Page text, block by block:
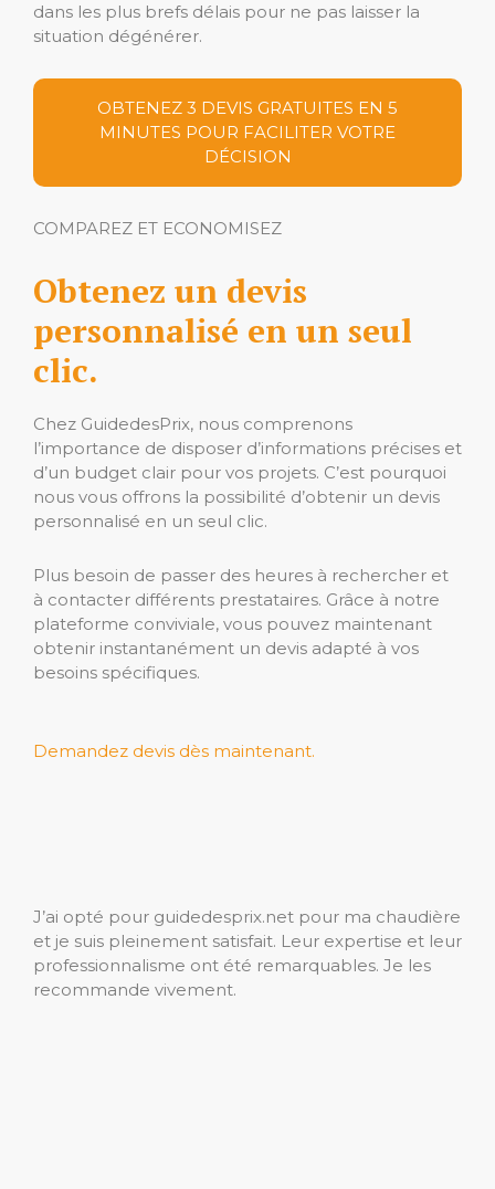
dans les plus brefs délais pour ne pas laisser la
situation dégénérer.
OBTENEZ 3 DEVIS GRATUITES EN 5
MINUTES POUR FACILITER VOTRE
DÉCISION
COMPAREZ ET ECONOMISEZ
Obtenez un devis
personnalisé en un seul
clic.
Chez GuidedesPrix, nous comprenons
l’importance de disposer d’informations précises et
d’un budget clair pour vos projets. C’est pourquoi
nous vous offrons la possibilité d’obtenir un devis
personnalisé en un seul clic.
Plus besoin de passer des heures à rechercher et
à contacter différents prestataires. Grâce à notre
plateforme conviviale, vous pouvez maintenant
obtenir instantanément un devis adapté à vos
besoins spécifiques.
Demandez devis dès maintenant.
J’ai opté pour guidedesprix.net pour ma chaudière
et je suis pleinement satisfait. Leur expertise et leur
professionnalisme ont été remarquables. Je les
recommande vivement.